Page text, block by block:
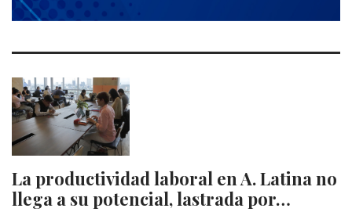
La productividad laboral en A. Latina no
llega a su potencial, lastrada por…